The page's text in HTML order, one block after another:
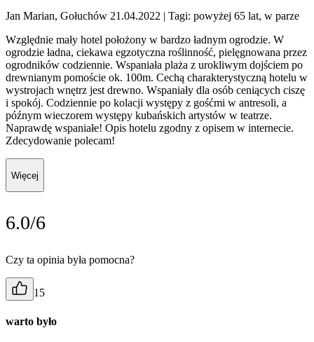
Jan Marian, Gołuchów 21.04.2022
| Tagi: powyżej 65 lat, w parze
Względnie mały hotel położony w bardzo ładnym ogrodzie. W
ogrodzie ładna, ciekawa egzotyczna roślinność, pielęgnowana przez
ogrodników codziennie. Wspaniała plaża z urokliwym dojściem po
drewnianym pomoście ok. 100m. Cechą charakterystyczną hotelu w
wystrojach wnętrz jest drewno. Wspaniały dla osób ceniących ciszę
i spokój. Codziennie po kolacji występy z gośćmi w antresoli, a
późnym wieczorem występy kubańskich artystów w teatrze.
Naprawdę wspaniałe! Opis hotelu zgodny z opisem w internecie.
Zdecydowanie polecam!
Więcej
6.0/6
Czy ta opinia była pomocna?
15
warto było